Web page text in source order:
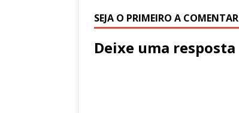
SEJA O PRIMEIRO A COMENTAR
Deixe uma resposta